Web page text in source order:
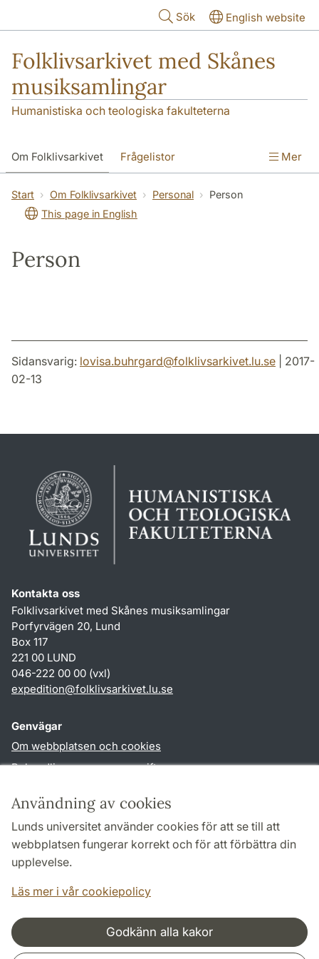
Användning av cookies
Lunds universitet använder cookies för att se till att
webbplatsen fungerar korrekt och för att förbättra din
upplevelse.
Läs mer i vår cookiepolicy
Godkänn alla kakor
Sök English website
Folklivsarkivet med Skånes
musiksamlingar
Humanistiska och teologiska fakulteterna
Om Folklivsarkivet Frågelistor
Sök i samlingarna Skånes musiksamlingar
Kontakt
Mer
Start Om Folklivsarkivet Personal
Person
This page in English
Person
Sidansvarig: lovisa.buhrgard@folklivsarkivet.lu.se | 2017-
02-13
Kontakta oss
Folklivsarkivet med Skånes musiksamlingar
Porfyrvägen 20, Lund
Box 117
221 00 LUND
046-222 00 00 (vxl)
expedition@folklivsarkivet.lu.se
Genvägar
Om webbplatsen och cookies
Behandling av personuppgifter
TYPO3-login
Följ oss i sociala medier
Samarbeten och nätverk